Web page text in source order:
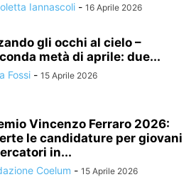
Iannascoli - 16 Aprile 2026
gli occhi al cielo –
metà di aprile: due...
Fossi - 15 Aprile 2026
Vincenzo Ferraro 2026:
le candidature per giovani
in...
Coelum - 15 Aprile 2026